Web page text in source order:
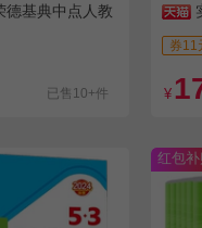
德基典中点人教
已售10+件
券11
¥
红包补